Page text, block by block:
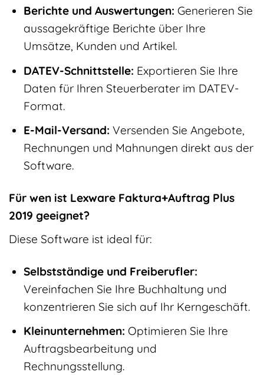
Berichte und Auswertungen: Generieren Sie
aussagekräftige Berichte über Ihre
Umsätze, Kunden und Artikel.
DATEV-Schnittstelle: Exportieren Sie Ihre
Daten für Ihren Steuerberater im DATEV-
Format.
E-Mail-Versand: Versenden Sie Angebote,
Rechnungen und Mahnungen direkt aus der
Software.
Für wen ist Lexware Faktura+Auftrag Plus
2019 geeignet?
Diese Software ist ideal für:
Selbstständige und Freiberufler:
Vereinfachen Sie Ihre Buchhaltung und
konzentrieren Sie sich auf Ihr Kerngeschäft.
Kleinunternehmen: Optimieren Sie Ihre
Auftragsbearbeitung und
Rechnungsstellung.